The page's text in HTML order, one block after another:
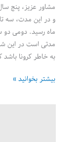
مشاور عزیز، پنج
و در این مدت، سه
ماه رسید. دومی
مدتی است در این
به خاطر کرونا باشد
پیامدهای
بیشتر بخوانید »